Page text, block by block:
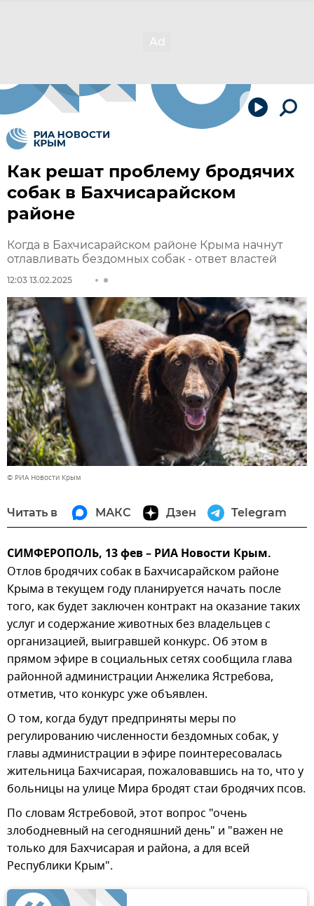
Как решат проблему бродячих
собак в Бахчисарайском
районе
Когда в Бахчисарайском районе Крыма начнут
отлавливать бездомных собак - ответ властей
12:03 13.02.2025
© РИА Новости Крым
Читать в МАКС Дзен Telegram
СИМФЕРОПОЛЬ, 13 фев – РИА Новости Крым.
Отлов бродячих собак в Бахчисарайском районе
Крыма в текущем году планируется начать после
того, как будет заключен контракт на оказание таких
услуг и содержание животных без владельцев с
организацией, выигравшей конкурс. Об этом в
прямом эфире в социальных сетях сообщила глава
районной администрации Анжелика Ястребова,
отметив, что конкурс уже объявлен.
О том, когда будут предприняты меры по
регулированию численности бездомных собак, у
главы администрации в эфире поинтересовалась
жительница Бахчисарая, пожаловавшись на то, что у
больницы на улице Мира бродят стаи бродячих псов.
По словам Ястребовой, этот вопрос "очень
злободневный на сегодняшний день" и "важен не
только для Бахчисарая и района, а для всей
Республики Крым".